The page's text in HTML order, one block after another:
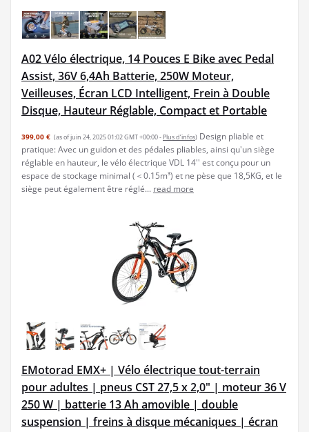
A02 Vélo électrique, 14 Pouces E Bike avec Pedal
Assist, 36V 6,4Ah Batterie, 250W Moteur,
Veilleuses, Écran LCD Intelligent, Frein à Double
Disque, Hauteur Réglable, Compact et Portable
399,00 € (as of juin 24, 2025 01:02 GMT +00:00 - Plus d’infos) Design pliable et
pratique: Avec un guidon et des pédales pliables, ainsi qu'un siège
réglable en hauteur, le vélo électrique VDL 14'' est conçu pour un
espace de stockage minimal (＜0.15m³) et ne pèse que 18,5KG, et le
siège peut également être réglé... read more
EMotorad EMX+ | Vélo électrique tout-terrain
pour adultes | pneus CST 27,5 x 2,0" | moteur 36 V
250 W | batterie 13 Ah amovible | double
suspension | freins à disque mécaniques | écran